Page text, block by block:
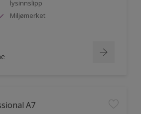
lysinnslipp
Miljømerket
A7